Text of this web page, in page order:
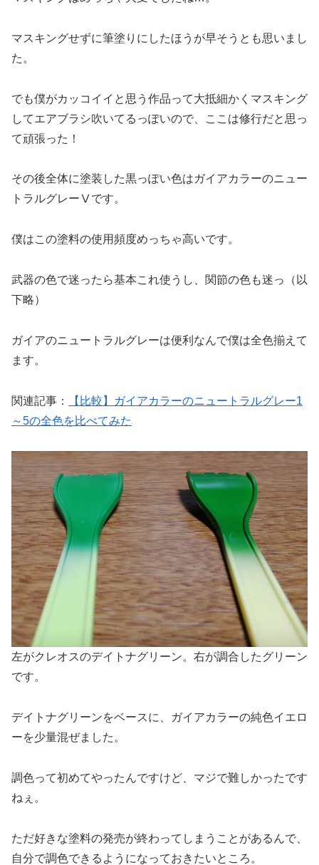
マスキングせずに筆塗りにしたほうが早そうとも思いまし
た。
でも僕がカッコイイと思う作品って大抵細かくマスキング
してエアブラシ吹いてるっぽいので、ここは修行だと思っ
て頑張った！
その後全体に塗装した黒っぽい色はガイアカラーのニュー
トラルグレーⅤです。
僕はこの塗料の使用頻度めっちゃ高いです。
武器の色で迷ったら基本これ使うし、関節の色も迷っ（以
下略）
ガイアのニュートラルグレーは便利なんで僕は全色揃えて
ます。
関連記事：
【比較】ガイアカラーのニュートラルグレー1
～5の全色を比べてみた
左がクレオスのデイトナグリーン。右が調合したグリーン
です。
デイトナグリーンをベースに、ガイアカラーの純色イエロ
ーを少量混ぜました。
調色って初めてやったんですけど、マジで難しかったです
ねぇ。
ただ好きな塗料の発売が終わってしまうことがあるんで、
自分で調色できるようになっておきたいところ。